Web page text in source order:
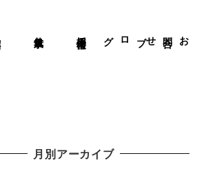
ブログ お問合せ
月別アーカイブ